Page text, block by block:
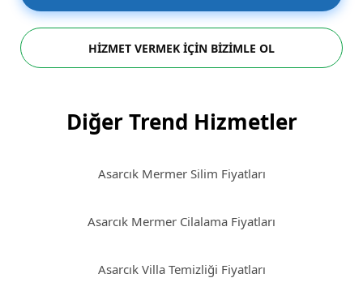
HİZMET VERMEK İÇİN BİZİMLE OL
Diğer Trend Hizmetler
Asarcık Mermer Silim Fiyatları
Asarcık Mermer Cilalama Fiyatları
Asarcık Villa Temizliği Fiyatları